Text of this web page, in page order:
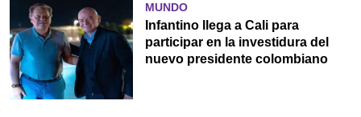
MUNDO
Infantino llega a Cali para
participar en la investidura del
nuevo presidente colombiano